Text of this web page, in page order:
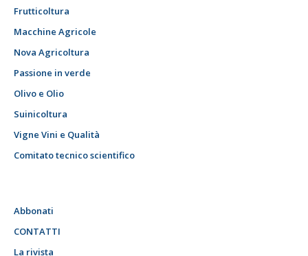
Frutticoltura
Macchine Agricole
Nova Agricoltura
Passione in verde
Olivo e Olio
Suinicoltura
Vigne Vini e Qualità
Comitato tecnico scientifico
Abbonati
CONTATTI
La rivista